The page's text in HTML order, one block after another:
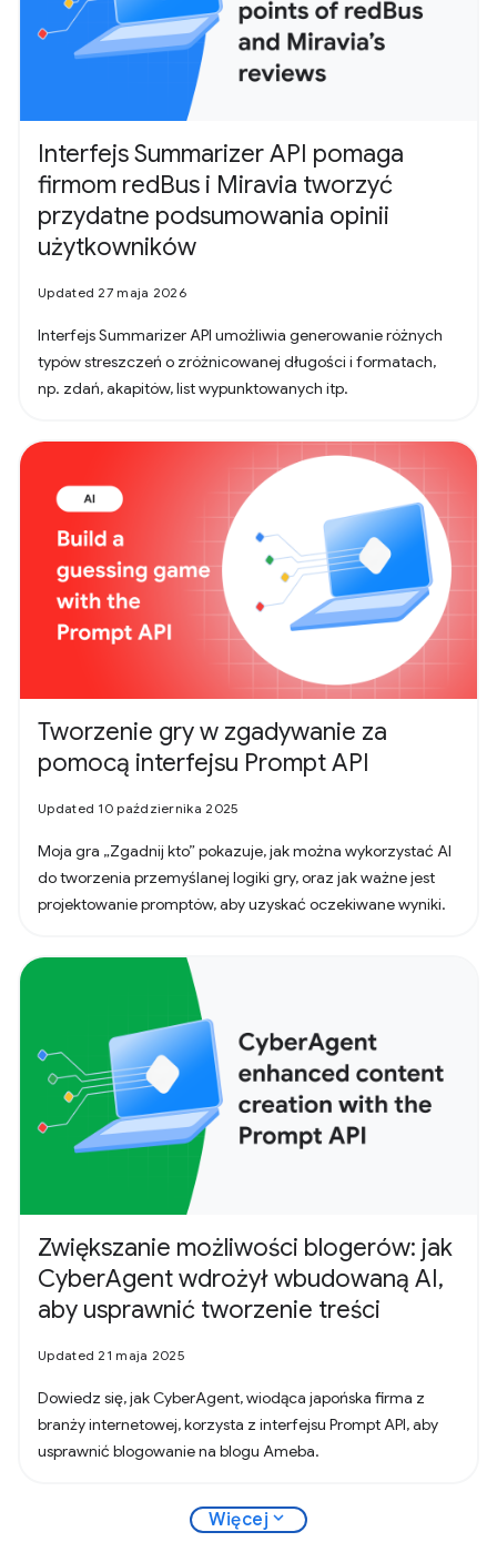
Interfejs Summarizer API pomaga
firmom redBus i Miravia tworzyć
przydatne podsumowania opinii
użytkowników
Updated 27 maja 2026
Interfejs Summarizer API umożliwia generowanie różnych
typów streszczeń o zróżnicowanej długości i formatach,
np. zdań, akapitów, list wypunktowanych itp.
Tworzenie gry w zgadywanie za
pomocą interfejsu Prompt API
Updated 10 października 2025
Moja gra „Zgadnij kto” pokazuje, jak można wykorzystać AI
do tworzenia przemyślanej logiki gry, oraz jak ważne jest
projektowanie promptów, aby uzyskać oczekiwane wyniki.
Zwiększanie możliwości blogerów: jak
CyberAgent wdrożył wbudowaną AI,
aby usprawnić tworzenie treści
Updated 21 maja 2025
Dowiedz się, jak CyberAgent, wiodąca japońska firma z
branży internetowej, korzysta z interfejsu Prompt API, aby
usprawnić blogowanie na blogu Ameba.
Więcej expand_more